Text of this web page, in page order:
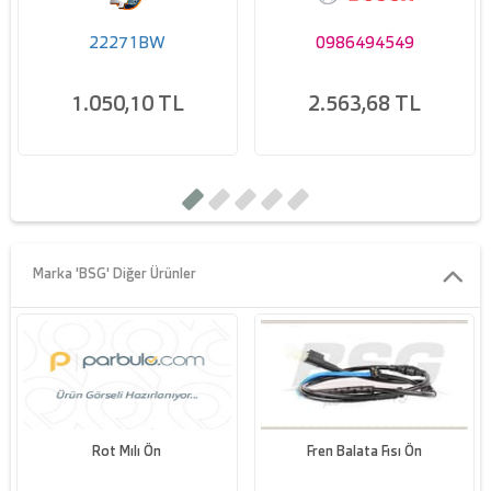
22271BW
1.050,10 TL
0986494549
2.563,68 TL
Marka 'BSG' Diğer Ürünler
Rot Mılı Ön Fren Balata Fısı Ön